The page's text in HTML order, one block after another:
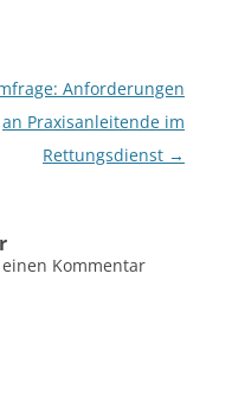
Anforderungen
an Praxisanleitende im
Rettungsdienst →
Kommentar